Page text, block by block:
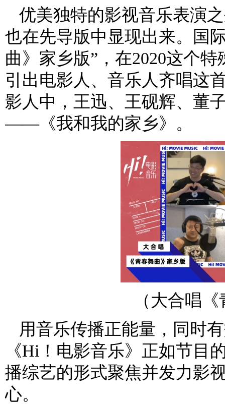
优美独特的影视音乐表演
也在先导版中显现出来。国
曲》家乡版”，在2020这个
引出电影人、音乐人齐唱这
影人中，王迅、王砚辉、董
——《我和我的家乡》。
（大合唱
用音乐传播正能量，同时
《Hi！电影音乐》正如节目
播综艺的形式聚焦并发力影
心。